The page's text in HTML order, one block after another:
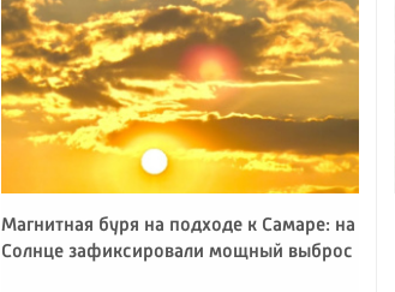
Магнитная буря на подходе к Самаре: на
Солнце зафиксировали мощный выброс